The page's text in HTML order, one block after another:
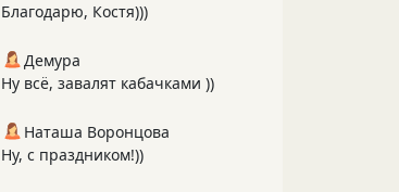
Благодарю, Костя)))
Демура
Ну всё, завалят кабачками ))
Наташа Воронцова
Ну, с праздником!))